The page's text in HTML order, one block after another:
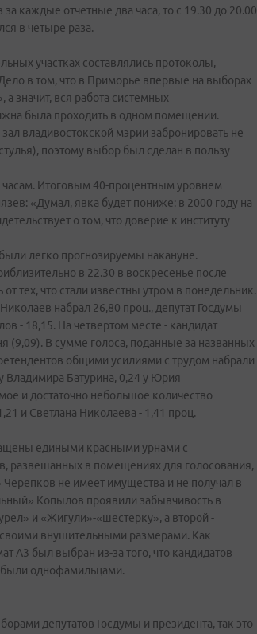
каждые отчетные два часа, то с 19.30 до 20.00
в четыре раза.
участках составлялись протоколы,
в том, что в Приморье впервые на выборах
значит, вся работа системных
была проходить в одном помещении.
владивостокской мэрии забронировать не
поэтому выбор был сделан в пользу
Итоговым 40-процентным уровнем
«Думал, явка будет пониже: в 2000 году на
о том, что доверие к институту
легко прогнозируемы накануне.
в 22.30 в воскресенье после
тех, что стали известны утром в понедельник.
набрал 26,80 проц., депутат Госдумы
- 18,15. На четвертом месте - кандидат
(9,09). В сумме голоса, поданные за названных
общими усилиями с трудом набрали
Владимира Батурина, 0,24 у Юрия
и достаточно небольшое количество
и Светлана Николаева - 1,41 проц.
едиными красными урнами с
развешанных в помещениях для голосования,
не имеет имущества и не получал в
Копылов проявили забывчивость в
и «Жигули»-«шестерку», а второй -
внушительными размерами. Как
А3 был выбран из-за того, что кандидатов
были однофамильцами.
депутатов Госдумы и президента, так это